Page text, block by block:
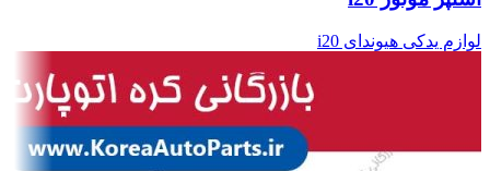
لوازم یدکی هیوندای i20